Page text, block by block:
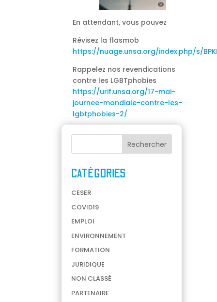
En attendant, vous pouvez
Révisez la flasmob
https://nuage.unsa.org/index.php/s/
Rappelez nos revendications
contre les LGBTphobies
https://urif.unsa.org/17-mai-
journee-mondiale-contre-les-
lgbtphobies-2/
CATÉGORIES
CESER
COVID19
EMPLOI
ENVIRONNEMENT
FORMATION
JURIDIQUE
NON CLASSÉ
PARTENAIRE